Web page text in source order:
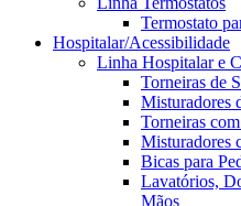
Termostato
Hospitalar/Acessibilidade
Linha Hospitalar e
Torneiras de
Misturadores
Torneiras
Misturadores
Bicas para
Lavatórios,
Mãos